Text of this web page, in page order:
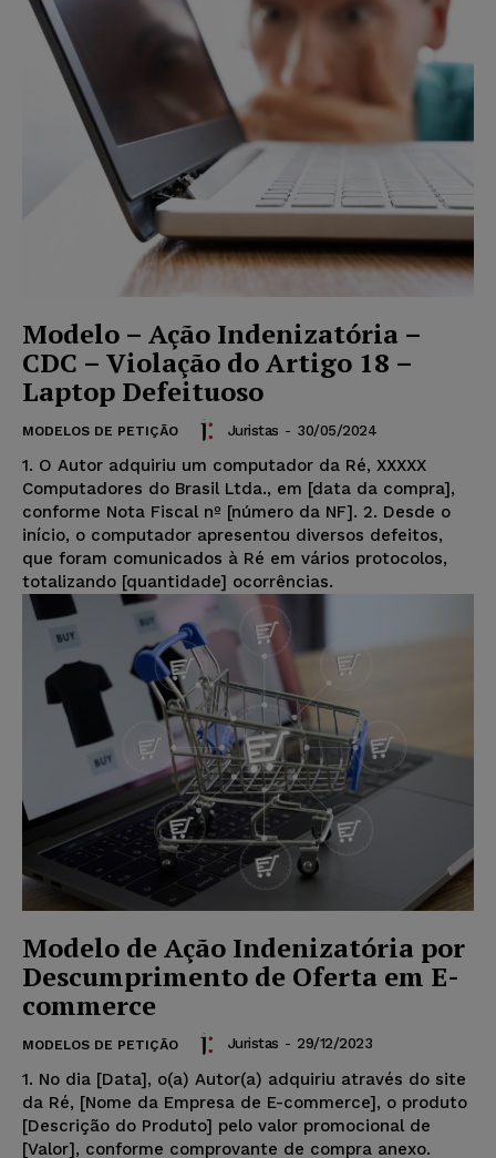
Modelo – Ação Indenizatória –
CDC – Violação do Artigo 18 –
Laptop Defeituoso
MODELOS DE PETIÇÃO Juristas - 30/05/2024
1. O Autor adquiriu um computador da Ré, XXXXX
Computadores do Brasil Ltda., em [data da compra],
conforme Nota Fiscal nº [número da NF]. 2. Desde o
início, o computador apresentou diversos defeitos,
que foram comunicados à Ré em vários protocolos,
totalizando [quantidade] ocorrências.
Modelo de Ação Indenizatória por
Descumprimento de Oferta em E-
commerce
MODELOS DE PETIÇÃO Juristas - 29/12/2023
1. No dia [Data], o(a) Autor(a) adquiriu através do site
da Ré, [Nome da Empresa de E-commerce], o produto
[Descrição do Produto] pelo valor promocional de
[Valor], conforme comprovante de compra anexo.